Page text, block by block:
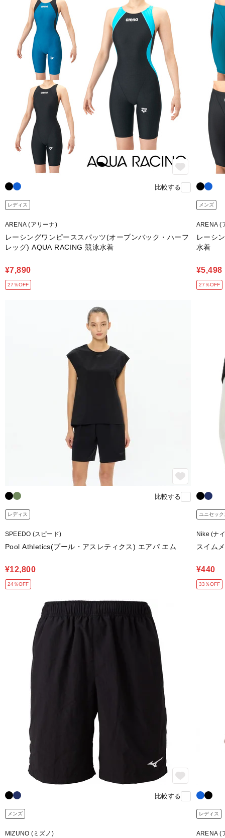
比較する
レディス
ARENA (アリーナ)
レーシングワンピーススパッツ(オープンバック・ハーフ
レッグ) AQUA RACING 競泳水着
¥7,890
27％OFF
メンズ
ARENA (
レーシ
水着
¥5,498
27％OFF
比較する
レディス
SPEEDO (スピード)
Pool Athletics(プール・アスレティクス) エアパ エム
¥12,800
24％OFF
ユニセック
Nike (ナ
スイム
¥440
33％OFF
比較する
メンズ
MIZUNO (ミズノ)
レディス
ARENA (